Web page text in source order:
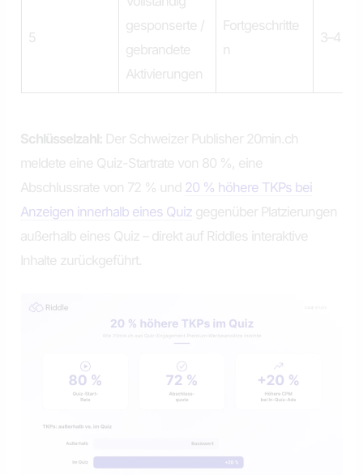
5
gesponserte /
gebrandete
Aktivierungen
Fortgeschritte
n
3–4
Schlüsselzahl: Der Schweizer Publisher 20min.ch
meldete eine Quiz-Startrate von 80 %, eine
Abschlussrate von 72 % und 20 % höhere TKPs bei
Anzeigen innerhalb eines Quiz gegenüber Platzierungen
außerhalb eines Quiz – direkt auf Riddles interaktive
Inhalte zurückgeführt.